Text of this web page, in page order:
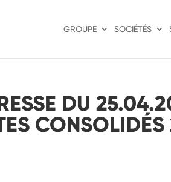
GROUPE SOCIÉTÉS
DU